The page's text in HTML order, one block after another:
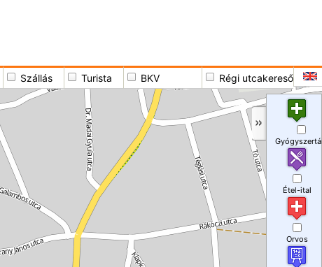
Szállás Turista BKV Régi utcakereső
Étel-ital
Orvos